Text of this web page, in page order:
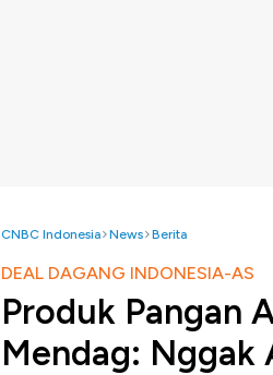
CNBC Indonesia News Berita
DEAL DAGANG INDONESIA-AS
Produk Pangan
Mendag: Nggak